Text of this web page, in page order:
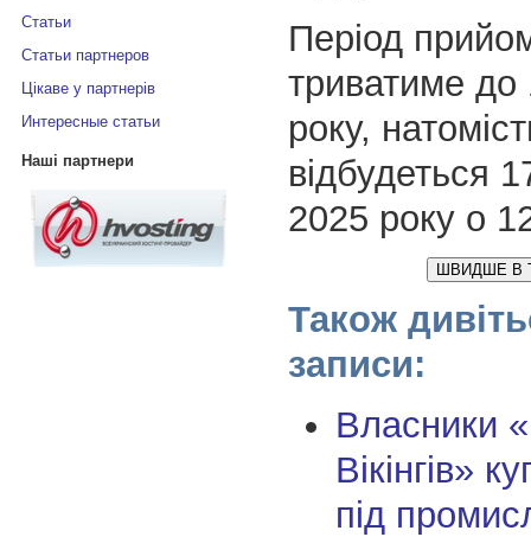
Статьи
Статьи партнеров
Цікаве у партнерів
Интересные статьи
Наші партнери
Період
триватиме до
року,
відбудеться
2025 року о
ШВИДШЕ В
Також
записи:
Власники
Вікінгів»
під